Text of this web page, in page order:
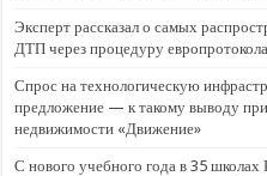
Эксперт рассказал о самых
ДТП через процедуру европротокола
Спрос на технологическую
предложение — к такому выводу
недвижимости «Движение»
С нового учебного года в 35 школах